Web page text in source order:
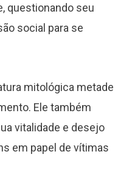
questionando seu
social para se
mitológica metade
Ele também
vitalidade e desejo
em papel de vítimas